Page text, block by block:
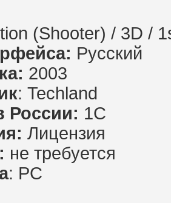
(Shooter) / 3D /
Русский
2003
: Techland
России: 1С
Лицензия
не требуется
: PC